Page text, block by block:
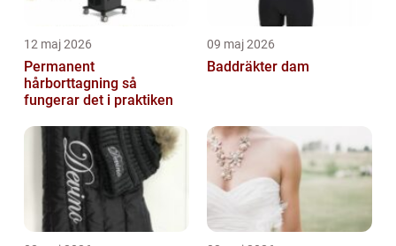
12 maj 2026
Permanent
hårborttagning så
fungerar det i praktiken
09 maj 2026
Baddräkter dam